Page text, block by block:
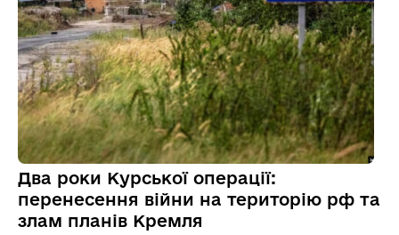
Два роки Курської операції:
перенесення війни на територію рф та
злам планів Кремля